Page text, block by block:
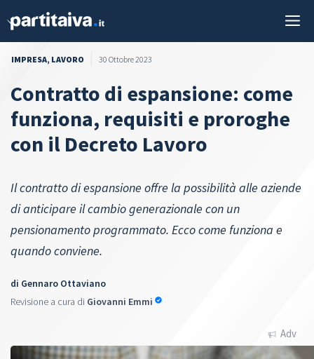
IMPRESA, LAVORO 30 Ottobre 2023
Contratto di espansione: come
funziona, requisiti e proroghe
con il Decreto Lavoro
Il contratto di espansione offre la possibilità alle aziende
di anticipare il cambio generazionale con un
pensionamento programmato. Ecco come funziona e
quando conviene.
di Gennaro Ottaviano
Revisione a cura di Giovanni Emmi
Adv